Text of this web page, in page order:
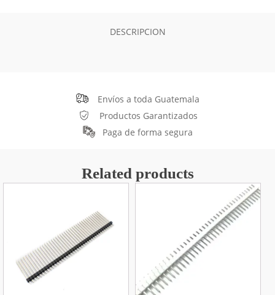
DESCRIPCION
Envíos a toda Guatemala
Productos Garantizados
Paga de forma segura
Related products